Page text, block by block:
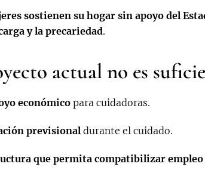
sostienen su hogar sin apoyo del
y la precariedad.
actual no es
económico para cuidadoras.
previsionaldurante el cuidado.
que permita compatibilizar empleo